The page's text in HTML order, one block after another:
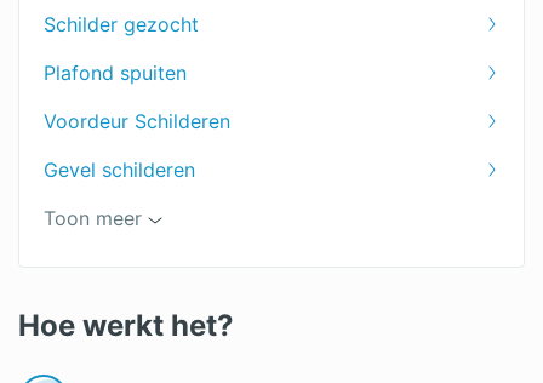
Schilder gezocht
Plafond spuiten
Voordeur Schilderen
Gevel schilderen
Plafond in de badkamer verven
Aluminium verven
Schilder Amsterdam
Toon meer
Hoe werkt het?